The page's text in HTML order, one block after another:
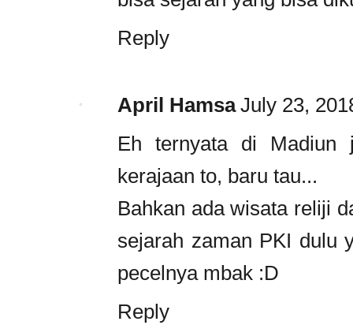
Reply
April Hamsa July 23,
Eh ternyata di Madiun
kerajaan to, baru tau...
Bahkan ada wisata reliji
sejarah zaman PKI dulu
pecelnya mbak :D
Reply